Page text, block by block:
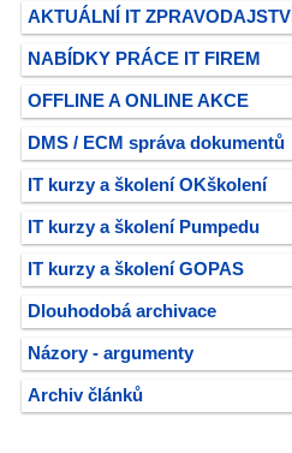
AKTUÁLNÍ IT ZPRAVODAJSTVÍ
NABÍDKY PRÁCE IT FIREM
OFFLINE A ONLINE AKCE
DMS / ECM správa dokumentů
IT kurzy a školení OKškolení
IT kurzy a školení Pumpedu
IT kurzy a školení GOPAS
Dlouhodobá archivace
Názory - argumenty
Archiv článků